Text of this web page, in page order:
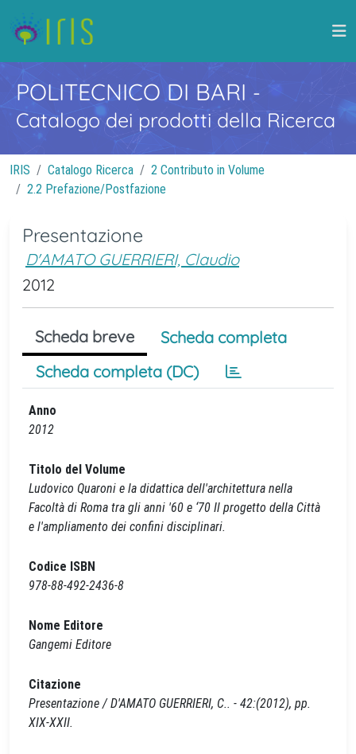
POLITECNICO DI BARI -
Catalogo dei prodotti della Ricerca
IRIS Catalogo Ricerca
2 Contributo in Volume
2.2 Prefazione/Postfazione
Presentazione
D'AMATO GUERRIERI, Claudio
2012
Scheda breve
Scheda completa
Scheda completa (DC)
Anno
2012
Titolo del Volume
Ludovico Quaroni e la didattica dell'architettura nella
Facoltà di Roma tra gli anni '60 e ‘70 Il progetto della Città
e l'ampliamento dei confini disciplinari.
Codice ISBN
978-88-492-2436-8
Nome Editore
Gangemi Editore
Citazione
Presentazione / D'AMATO GUERRIERI, C.. - 42:(2012), pp.
XIX-XXII.